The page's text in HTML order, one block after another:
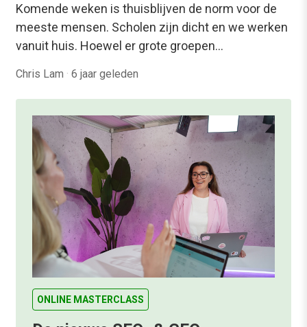
Komende weken is thuisblijven de norm voor de
meeste mensen. Scholen zijn dicht en we werken
vanuit huis. Hoewel er grote groepen…
Chris Lam · 6 jaar geleden
ONLINE MASTERCLASS